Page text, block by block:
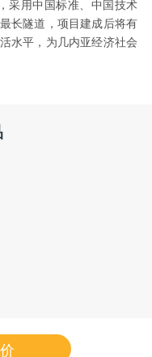
采用中国标准、中国技术
长隧道，项目建成后将有
水平，为几内亚经济社会